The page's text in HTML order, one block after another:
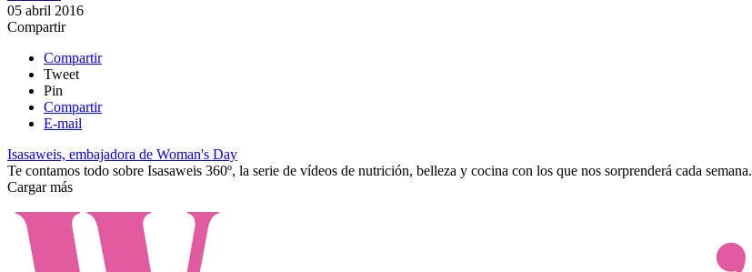
05 abril 2016
Compartir
Compartir
Tweet
Pin
Compartir
E-mail
Isasaweis, embajadora de Woman's Day
Te contamos todo sobre Isasaweis 360º, la serie de vídeos de nutrición, belleza y cocina con los que nos sorprenderá cada semana.
Cargar más